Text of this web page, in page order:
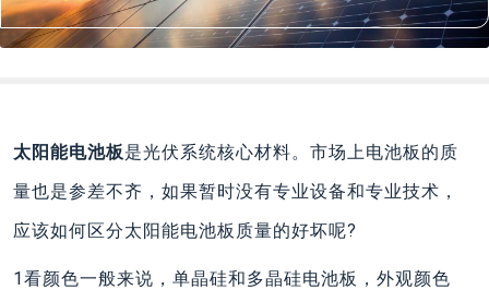
太阳能电池板是光伏系统核心材料。市场上电池板的质
量也是参差不齐，如果暂时没有专业设备和专业技术，
应该如何区分太阳能电池板质量的好坏呢?
1看颜色一般来说，单晶硅和多晶硅电池板，外观颜色